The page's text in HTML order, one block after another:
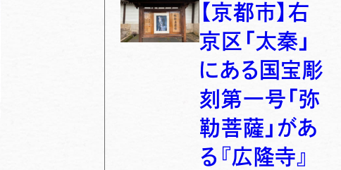
【京都市】右
京区「太秦」
にある国宝彫
刻第一号「弥
勒菩薩」があ
る『広隆寺』